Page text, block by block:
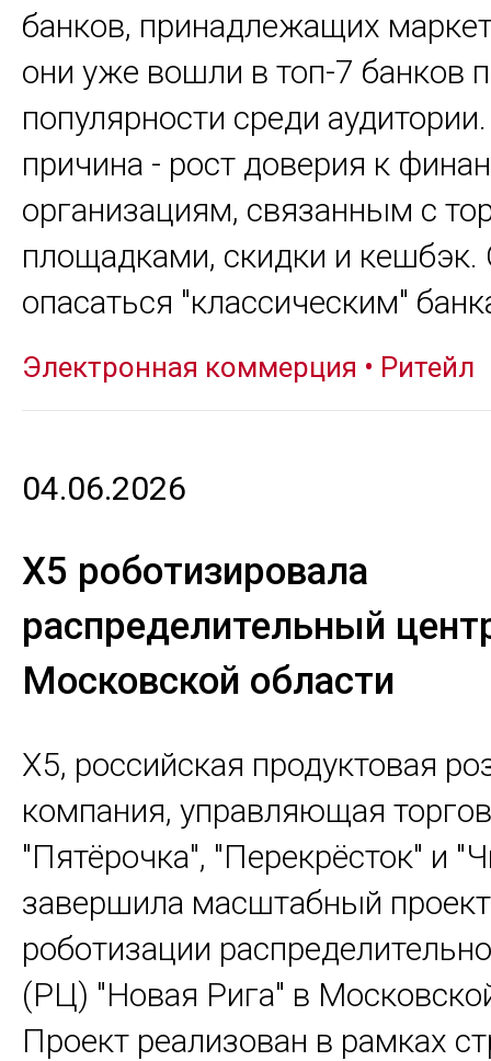
банков, принадлежащих
они уже вошли в топ-7 банков
популярности среди
причина - рост доверия к
организациям, связанным с
площадками, скидки и кешбэк.
опасаться "классическим"
Электронная коммерция • Ритейл
04.06.2026
Х5 роботизировала
распределительный
Московской области
Х5, российская продуктовая
компания, управляющая
"Пятёрочка", "Перекрёсток" и
завершила масштабный
роботизации
(РЦ) "Новая Рига" в
Проект реализован в рамках